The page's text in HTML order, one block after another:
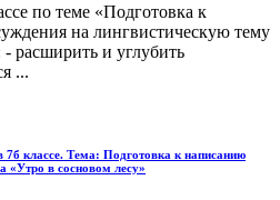
по теме «Подготовка к
на лингвистическую тему
расширить и углубить
...
классе. Тема: Подготовка к написанию
в сосновом лесу»